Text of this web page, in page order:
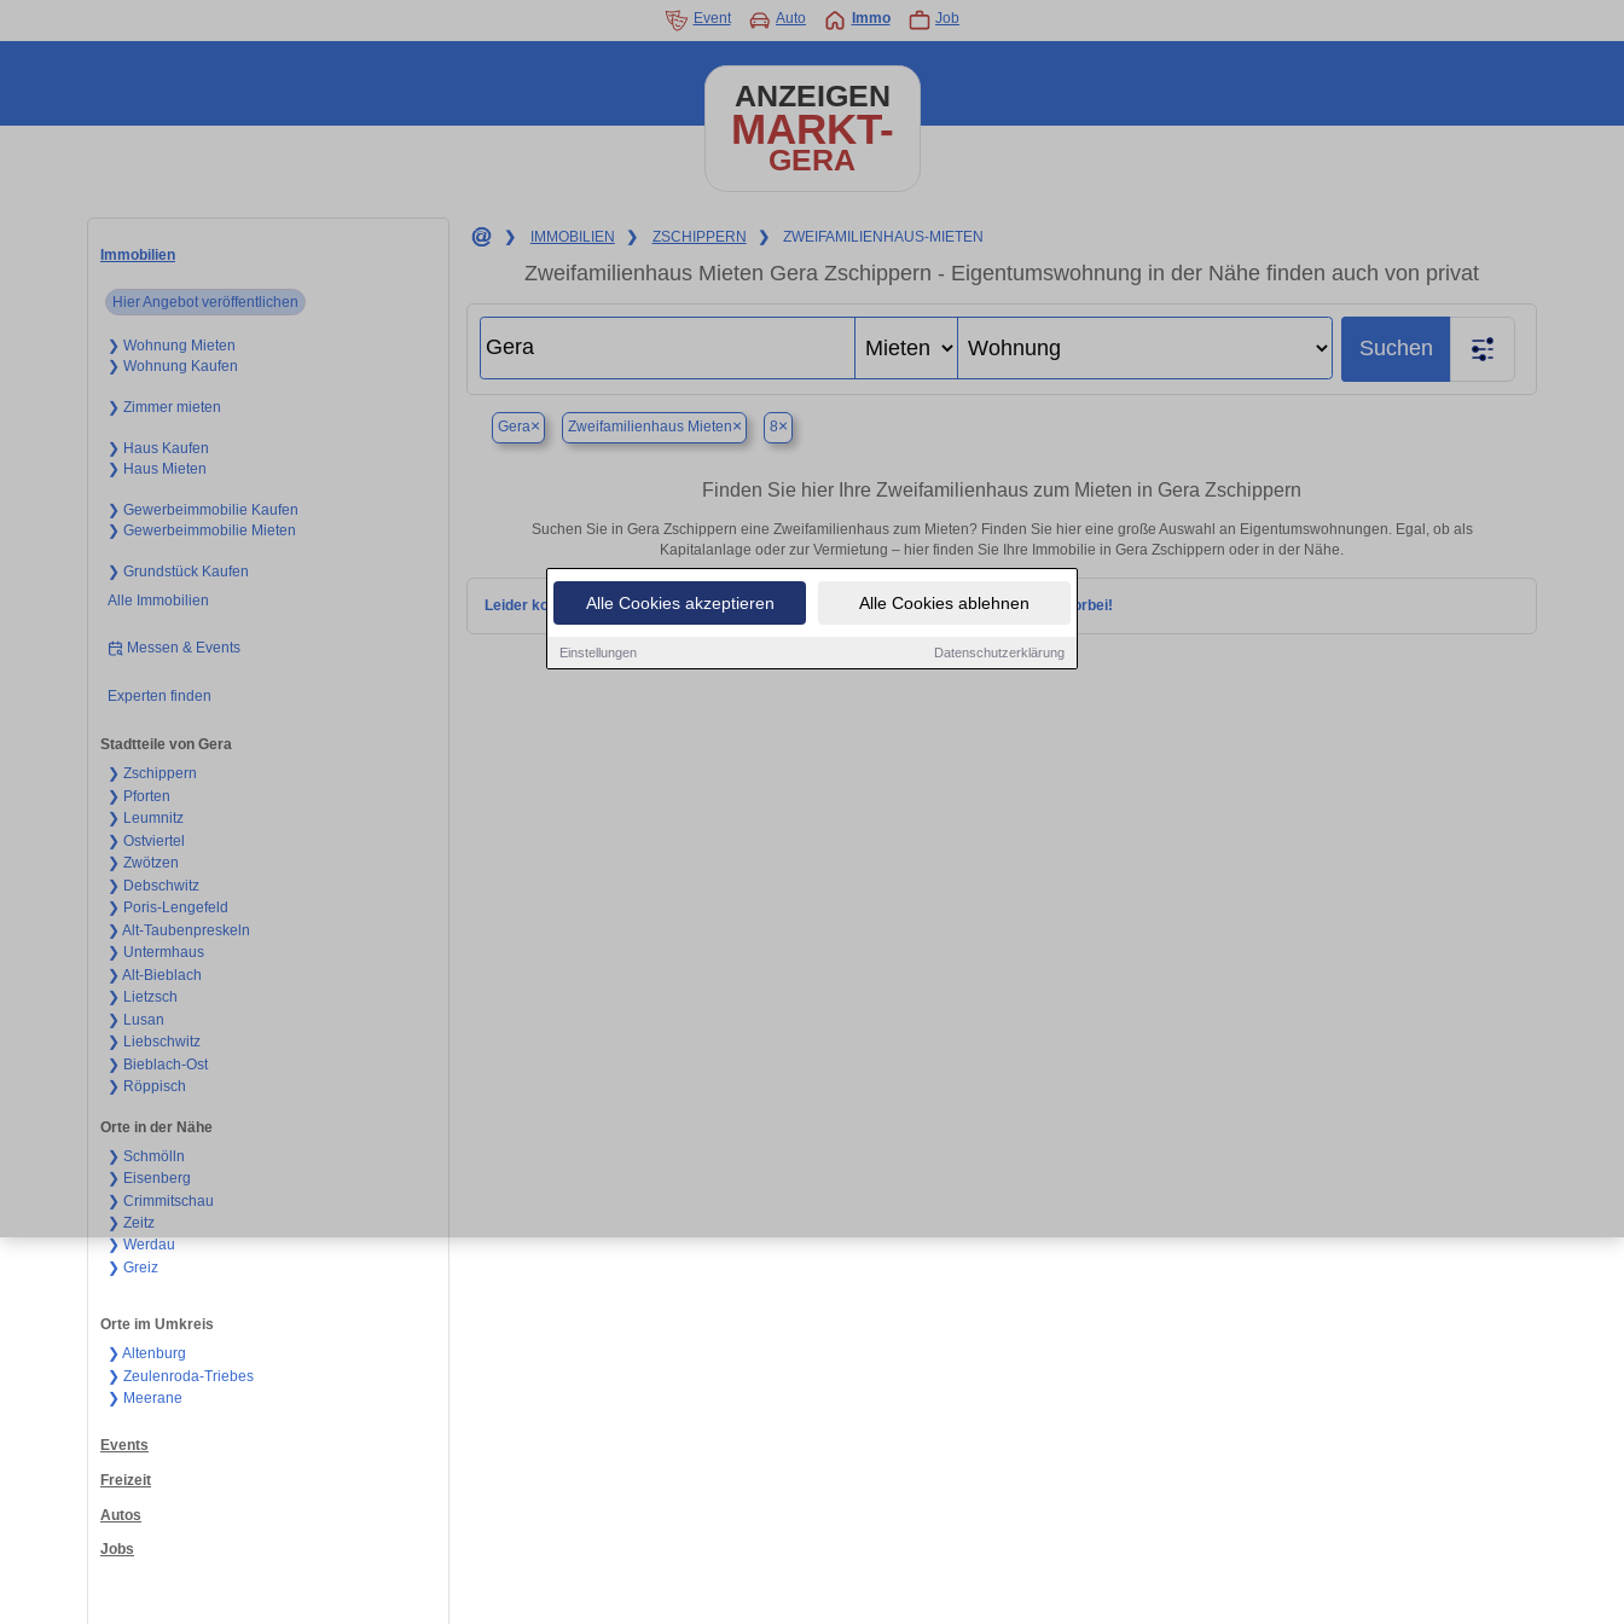
Alle Cookies akzeptieren Alle Cookies ablehnen
Einstellungen Datenschutzerklärung
Event Auto Immo Job
ANZEIGEN
MARKT-
GERA
Immobilien
Hier Angebot veröffentlichen
❯ Wohnung Mieten
❯ Wohnung Kaufen
❯ Zimmer mieten
❯ Haus Kaufen
❯ Haus Mieten
❯ Gewerbeimmobilie Kaufen
❯ Gewerbeimmobilie Mieten
❯ Grundstück Kaufen
Alle Immobilien
Messen & Events
Experten finden
Stadtteile von Gera
❯ Zschippern
❯ Pforten
❯ Leumnitz
❯ Ostviertel
❯ Zwötzen
❯ Debschwitz
❯ Poris-Lengefeld
❯ Alt-Taubenpreskeln
❯ Untermhaus
❯ Alt-Bieblach
❯ Lietzsch
❯ Lusan
❯ Liebschwitz
❯ Bieblach-Ost
❯ Röppisch
Orte in der Nähe
❯ Schmölln
❯ Eisenberg
❯ Crimmitschau
❯ Zeitz
❯ Werdau
❯ Greiz
Orte im Umkreis
❯ Altenburg
❯ Zeulenroda-Triebes
❯ Meerane
Events
Freizeit
Autos
Jobs
❯ IMMOBILIEN ❯ ZSCHIPPERN ❯ ZWEIFAMILIENHAUS-MIETEN
Zweifamilienhaus Mieten Gera Zschippern - Eigentumswohnung in der Nähe finden auch von privat
Suchen
Gera× Zweifamilienhaus Mieten× 8×
Finden Sie hier Ihre Zweifamilienhaus zum Mieten in Gera Zschippern
Suchen Sie in Gera Zschippern eine Zweifamilienhaus zum Mieten? Finden Sie hier eine große Auswahl an Eigentumswohnungen. Egal, ob als
Kapitalanlage oder zur Vermietung – hier finden Sie Ihre Immobilie in Gera Zschippern oder in der Nähe.
Leider konnten wir derzeit keine passenden Objekte finden. Schauen Sie bald wieder vorbei!